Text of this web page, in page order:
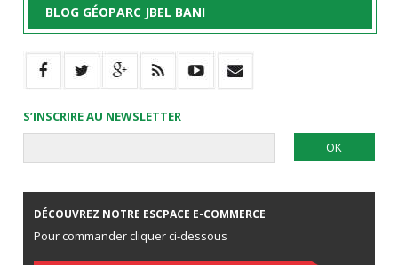
BLOG GÉOPARC JBEL BANI
S’INSCRIRE AU NEWSLETTER
DÉCOUVREZ NOTRE ESCPACE E-COMMERCE
Pour commander cliquer ci-dessous